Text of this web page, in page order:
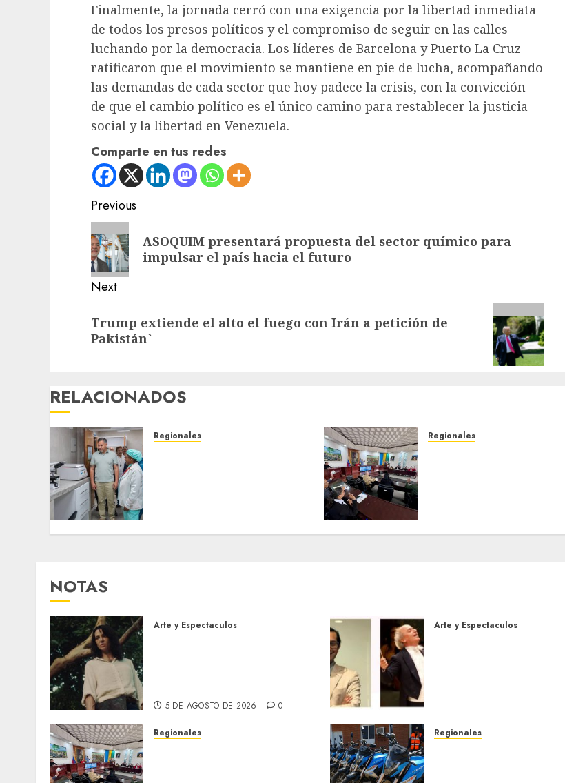
​Finalmente, la jornada cerró con una exigencia por la libertad inmediata
de todos los presos políticos y el compromiso de seguir en las calles
luchando por la democracia. Los líderes de Barcelona y Puerto La Cruz
ratificaron que el movimiento se mantiene en pie de lucha, acompañando
las demandas de cada sector que hoy padece la crisis, con la convicción
de que el cambio político es el único camino para restablecer la justicia
social y la libertad en Venezuela.
Comparte en tus redes
Post
navigation
Previous
Previous
post:
ASOQUIM presentará propuesta del sector químico para
impulsar el país hacia el futuro
Next
post:
Trump extiende el alto el fuego con Irán a petición de
Pakistán`
RELACIONADOS
Regionales Regionales
NOTAS
Arte y Espectaculos
5 DE AGOSTO DE 2026 0
Arte y Espectaculos
Regionales
Regionales